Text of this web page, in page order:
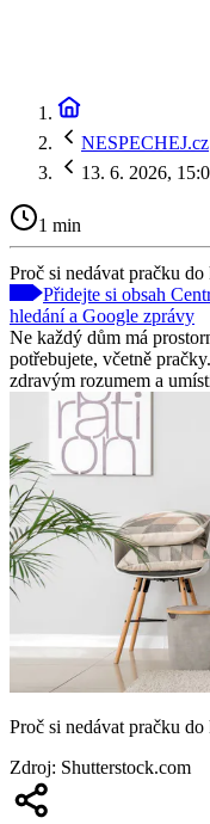
NESPECHEJ.cz
13. 6. 2026,
1 min
Proč si nedávat pračku do
Přidejte si obsah
hledání a Google zprávy
Ne každý dům má
potřebujete, včetně
zdravým rozumem a
Proč si nedávat pračku do
Zdroj: Shutterstock.com